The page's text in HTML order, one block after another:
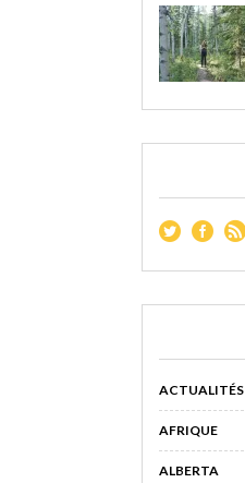
ACTUALITÉS
AFRIQUE
ALBERTA